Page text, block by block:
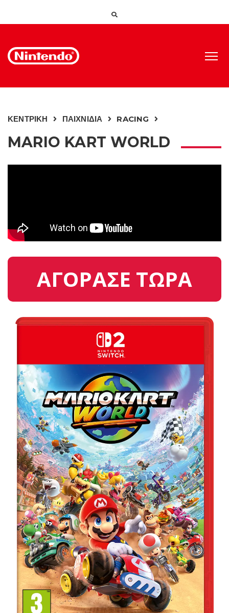
ΚΕΝΤΡΙΚΗ ΠΑΙΧΝΙΔΙΑ RACING
MARIO KART WORLD
ΑΓΟΡΑΣΕ ΤΩΡΑ